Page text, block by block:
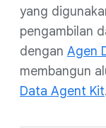
yang
pengambilan
dengan Agen
membangun
Data Agent Kit.